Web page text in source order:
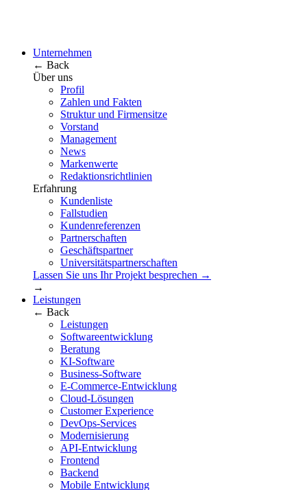
Unternehmen
← Back
Über uns
Profil
Zahlen und Fakten
Struktur und Firmensitze
Vorstand
Management
News
Markenwerte
Redaktionsrichtlinien
Erfahrung
Kundenliste
Fallstudien
Kundenreferenzen
Partnerschaften
Geschäftspartner
Universitätspartnerschaften
Lassen Sie uns Ihr Projekt besprechen →
→
Leistungen
← Back
Leistungen
Softwareentwicklung
Beratung
KI-Software
Business-Software
E-Commerce-Entwicklung
Cloud-Lösungen
Customer Experience
DevOps-Services
Modernisierung
API-Entwicklung
Frontend
Backend
Mobile Entwicklung